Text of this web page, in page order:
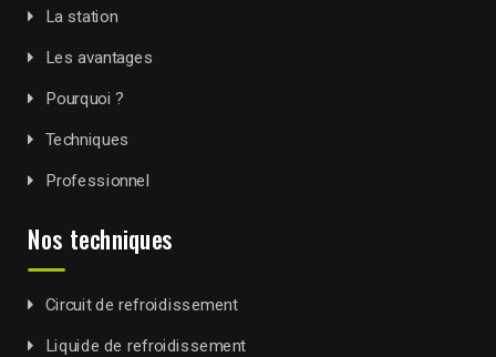
La station
Les avantages
Pourquoi ?
Techniques
Professionnel
Nos techniques
Circuit de refroidissement
Liquide de refroidissement